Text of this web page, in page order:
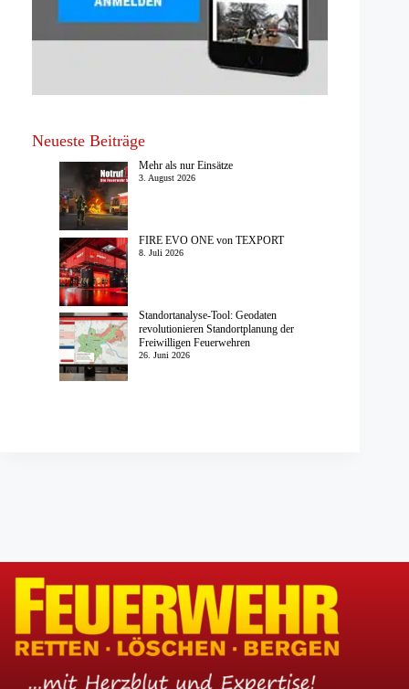
Neueste Beiträge
Mehr als nur Einsätze
3. August 2026
FIRE EVO ONE von TEXPORT
8. Juli 2026
Standortanalyse-Tool: Geodaten
revolutionieren Standortplanung der
Freiwilligen Feuerwehren
26. Juni 2026